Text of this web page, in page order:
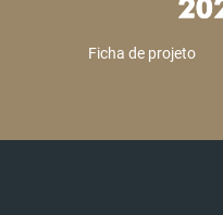
Ficha de projeto